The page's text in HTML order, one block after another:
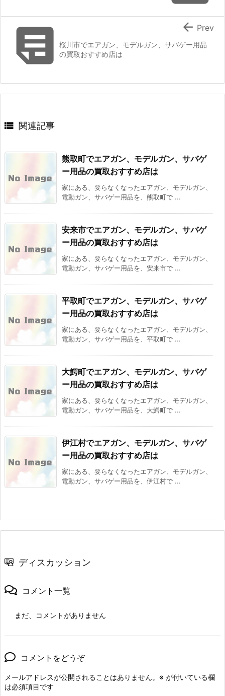
桜川市でエアガン、モデルガン、サバゲー用品
の買取おすすめ店は
 Prev
 関連記事
熊取町でエアガン、モデルガン、サバゲ
ー用品の買取おすすめ店は
家にある、要らなくなったエアガン、モデルガン、
電動ガン、サバゲー用品を、熊取町で ...
安来市でエアガン、モデルガン、サバゲ
ー用品の買取おすすめ店は
家にある、要らなくなったエアガン、モデルガン、
電動ガン、サバゲー用品を、安来市で ...
平取町でエアガン、モデルガン、サバゲ
ー用品の買取おすすめ店は
家にある、要らなくなったエアガン、モデルガン、
電動ガン、サバゲー用品を、平取町で ...
大鰐町でエアガン、モデルガン、サバゲ
ー用品の買取おすすめ店は
家にある、要らなくなったエアガン、モデルガン、
電動ガン、サバゲー用品を、大鰐町で ...
伊江村でエアガン、モデルガン、サバゲ
ー用品の買取おすすめ店は
家にある、要らなくなったエアガン、モデルガン、
電動ガン、サバゲー用品を、伊江村で ...
ディスカッション
コメント一覧
まだ、コメントがありません
コメントをどうぞ
メールアドレスが公開されることはありません。 ※ が付いている欄
は必須項目です